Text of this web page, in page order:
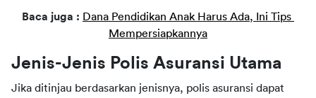
Baca juga : Dana Pendidikan Anak Harus Ada, Ini Tips
Mempersiapkannya
Jenis-Jenis Polis Asuransi Utama
Jika ditinjau berdasarkan jenisnya, polis asuransi dapat